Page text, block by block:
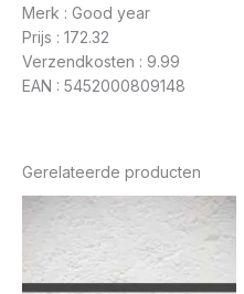
Merk : Good year
Prijs : 172.32
Verzendkosten : 9.99
EAN : 5452000809148
Gerelateerde producten